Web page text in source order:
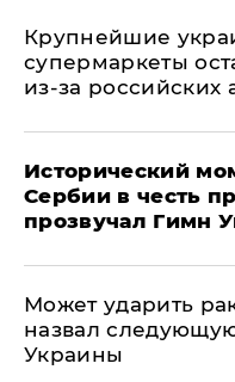
Крупнейшие
супермаркеты
из-за российских
Исторический
Сербии в честь
прозвучал Гимн
Может ударить
назвал
Украины